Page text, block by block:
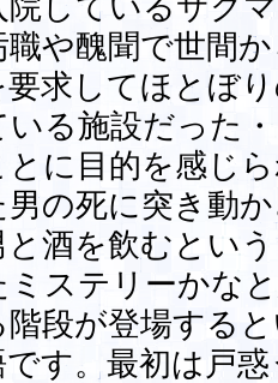
院しているサク
職や醜聞で世間
要求してほとぼ
いる施設だった
に目的を感じ
男の死に突き動
酒を飲むとい
ミステリーかな
階段が登場する
す。最初は戸